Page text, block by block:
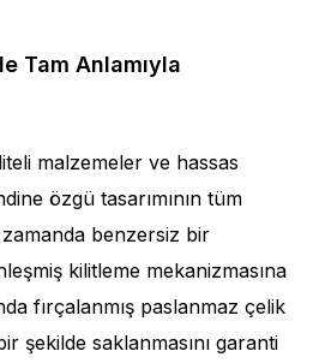
Tam Anlamıyla
malzemeler ve hassas
özgü tasarımının tüm
zamanda benzersiz bir
kilitleme mekanizmasına
fırçalanmış paslanmaz çelik
şekilde saklanmasını garanti